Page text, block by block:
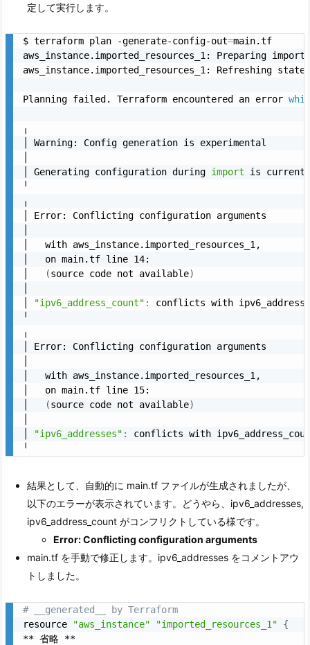
定して実行します。
$ terraform plan -generate-config-out=main.tf
aws_instance.imported_resources_1: Preparing import
aws_instance.imported_resources_1: Refreshing state
Planning failed. Terraform encountered an error
╷
│ Warning: Config generation is experimental
│ Generating configuration during import is
╵
╷
│ Error: Conflicting configuration arguments
│   with aws_instance.imported_resources_1,
│   on main.tf line 14:
(source code not available)
"ipv6_address_count" :
conflicts with
╵
╷
│ Error: Conflicting configuration arguments
│   with aws_instance.imported_resources_1,
│   on main.tf line 15:
(source code not available)
"ipv6_addresses" :
conflicts with
╵
結果として、自動的に main.tf ファイルが生成されましたが、
以下のエラーが表示されています。どうやら、ipv6_addresses,
ipv6_address_count がコンフリクトしている様です。
Error: Conflicting configuration arguments
main.tf を手動で修正します。ipv6_addresses をコメントアウ
トしました。
# __generated__ by Terraform
resource
"aws_instance" "imported_resources_1"
{
** 省略 **